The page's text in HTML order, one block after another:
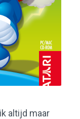
altijd maar